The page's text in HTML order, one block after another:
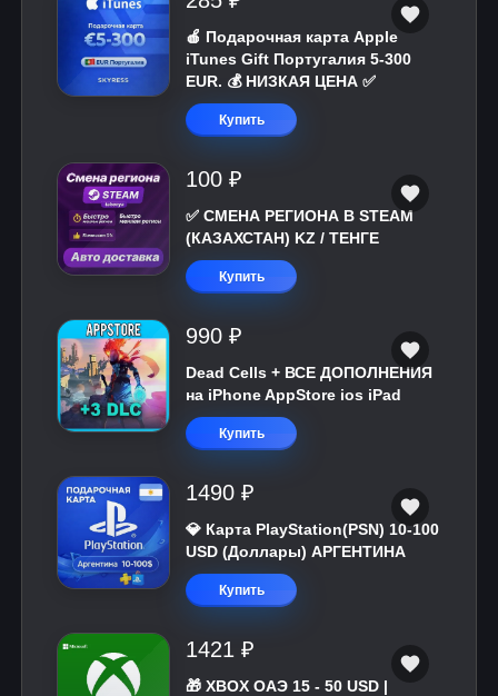
🍎 Подарочная карта Apple
iTunes Gift Португалия 5-300
EUR. 💰 НИЗКАЯ ЦЕНА ✅
Купить
100 ₽
✅ СМЕНА РЕГИОНА В STEAM
(КАЗАХСТАН) KZ / ТЕНГЕ
Купить
990 ₽
Dead Cells + ВСЕ ДОПОЛНЕНИЯ
на iPhone AppStore ios iPad
Купить
1490 ₽
💎 Карта PlayStation(PSN) 10-100
USD (Доллары) АРГЕНТИНА
Купить
1421 ₽
🎁 XBOX ОАЭ 15 - 50 USD |